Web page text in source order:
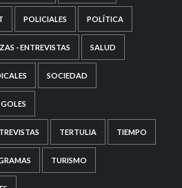
POLICIALES POLÍTICA
- ENTREVISTAS SALUD
SOCIEDAD
TERTULIA TIEMPO
TURISMO